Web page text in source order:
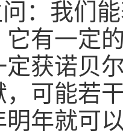
：我们
它有一定
定获诺贝
，可能若
明年就可